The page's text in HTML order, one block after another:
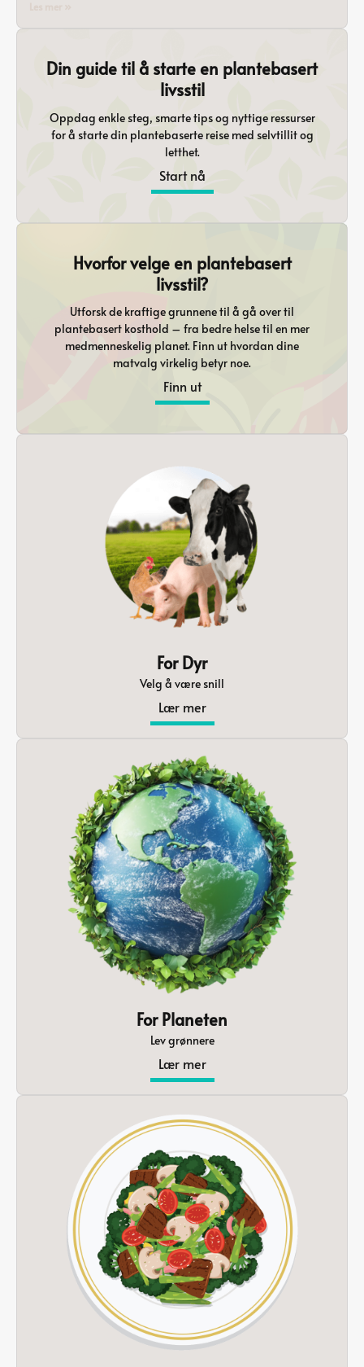
Din guide til å starte en plantebasert
livsstil
Oppdag enkle steg, smarte tips og nyttige ressurser
for å starte din plantebaserte reise med selvtillit og
letthet.
Start nå
Hvorfor velge en plantebasert
livsstil?
Utforsk de kraftige grunnene til å gå over til
plantebasert kosthold – fra bedre helse til en mer
medmenneskelig planet. Finn ut hvordan dine
matvalg virkelig betyr noe.
Finn ut
For Dyr
Velg å være snill
Lær mer
For Planeten
Lev grønnere
Lær mer